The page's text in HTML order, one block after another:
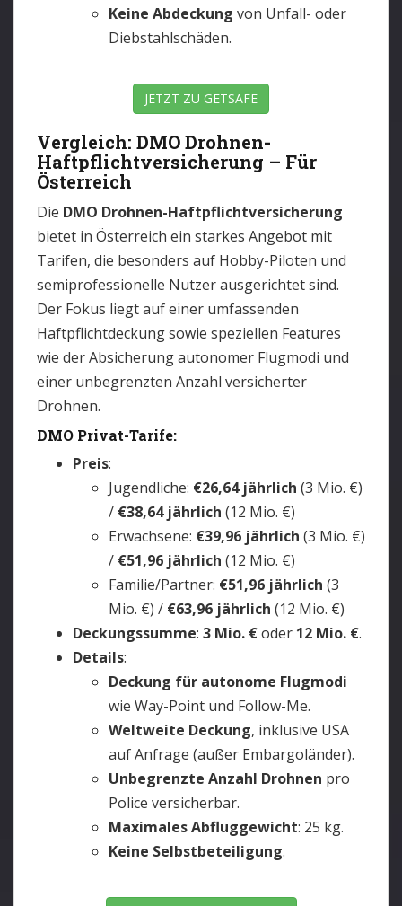
Keine Abdeckung von Unfall- oder
Diebstahlschäden.
JETZT ZU GETSAFE
Vergleich: DMO Drohnen-
Haftpflichtversicherung – Für
Österreich
Die DMO Drohnen-Haftpflichtversicherung
bietet in Österreich ein starkes Angebot mit
Tarifen, die besonders auf Hobby-Piloten und
semiprofessionelle Nutzer ausgerichtet sind.
Der Fokus liegt auf einer umfassenden
Haftpflichtdeckung sowie speziellen Features
wie der Absicherung autonomer Flugmodi und
einer unbegrenzten Anzahl versicherter
Drohnen.
DMO Privat-Tarife:
Preis:
Jugendliche: €26,64 jährlich (3 Mio. €)
/ €38,64 jährlich (12 Mio. €)
Erwachsene: €39,96 jährlich (3 Mio. €)
/ €51,96 jährlich (12 Mio. €)
Familie/Partner: €51,96 jährlich (3
Mio. €) / €63,96 jährlich (12 Mio. €)
Deckungssumme: 3 Mio. €oder 12 Mio. €.
Details:
Deckung für autonome Flugmodi
wie Way-Point und Follow-Me.
Weltweite Deckung, inklusive USA
auf Anfrage (außer Embargoländer).
Unbegrenzte Anzahl Drohnen pro
Police versicherbar.
Maximales Abfluggewicht: 25 kg.
Keine Selbstbeteiligung.